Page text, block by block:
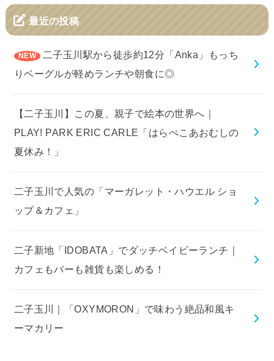
最近の投稿
二子玉川駅から徒歩約12分「Anka」もっち
りベーグルが軽めランチや朝食に◎
【二子玉川】この夏、親子で絵本の世界へ｜
PLAY! PARK ERIC CARLE「はらぺこあおむしの
夏休み！」
二子玉川で人気の「マーガレット・ハウエル ショ
ップ＆カフェ」
二子新地「IDOBATA」でダッチベイビーランチ｜
カフェもバーも雑貨も楽しめる！
二子玉川｜「OXYMORON」で味わう絶品和風キ
ーマカリー